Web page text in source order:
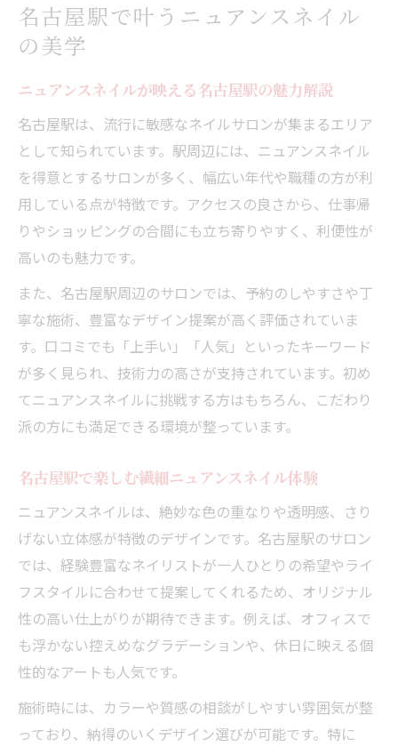
アクセス便利な名古屋駅で叶う最新ネイル
名古屋駅周辺で選ぶ洗練ニュアンスネイル
なぜ名古屋駅でニュアンスネイルが注目さ
れるか
ニュアンスネイルの独自の魅力を名古屋駅
名古屋駅周辺で選ばれるニュアンスネイル
事情
ニュアンスネイルが上手いと評判の理由と
は
洗練デザインなら名古屋駅周辺のニュアンスネ
名古屋駅で叶う洗練ニュアンスネイルデザ
イン
ニュアンスネイルが際立つ上品デザインの
魅力
名古屋駅周辺で出会う大人のニュアンスネ
イル
旬のニュアンスネイルデザインを名古屋駅
で体験
選び抜かれたニュアンスネイルのデザイン
集
名古屋駅で叶うニュアンスネイル
の美学
ニュアンスネイルが映える名古屋駅の魅力解説
名古屋駅は、流行に敏感なネイルサロンが集まるエリア
として知られています。駅周辺には、ニュアンスネイル
を得意とするサロンが多く、幅広い年代や職種の方が利
用している点が特徴です。アクセスの良さから、仕事帰
りやショッピングの合間にも立ち寄りやすく、利便性が
高いのも魅力です。
また、名古屋駅周辺のサロンでは、予約のしやすさや丁
寧な施術、豊富なデザイン提案が高く評価されていま
す。口コミでも「上手い」「人気」といったキーワード
が多く見られ、技術力の高さが支持されています。初め
てニュアンスネイルに挑戦する方はもちろん、こだわり
派の方にも満足できる環境が整っています。
名古屋駅で楽しむ繊細ニュアンスネイル体験
ニュアンスネイルは、絶妙な色の重なりや透明感、さり
げない立体感が特徴のデザインです。名古屋駅のサロン
では、経験豊富なネイリストが一人ひとりの希望やライ
フスタイルに合わせて提案してくれるため、オリジナル
性の高い仕上がりが期待できます。例えば、オフィスで
も浮かない控えめなグラデーションや、休日に映える個
性的なアートも人気です。
施術時には、カラーや質感の相談がしやすい雰囲気が整
っており、納得のいくデザイン選びが可能です。特に